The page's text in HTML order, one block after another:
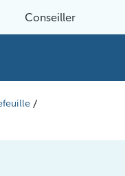
Conseiller
/